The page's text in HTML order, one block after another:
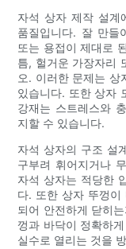
자석 상자 제작 설계
품질입니다. 잘 만들
또는 용접이 제대로
틈, 헐거운 가장자리
오. 이러한 문제는 상
있습니다. 또한 상자
강재는 스트레스와
지할 수 있습니다.
자석 상자의 구조 설
구부려 휘어지거나
자석 상자는 적당한
다. 또한 상자 뚜껑이
되어 안전하게 닫히
껑과 바닥이 정확하
실수로 열리는 것을